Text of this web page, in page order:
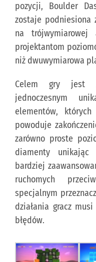
PUBLISHING (EN)
pozycji, Boulder
zostaje podniesiona
na
projektantom
niż dwuwymiarowa
Celem gry jest
jednoczesnym
elementów,
powoduje
zarówno proste
diamenty
bardziej
ruchomych
specjalnym
działania gracz
błędów.